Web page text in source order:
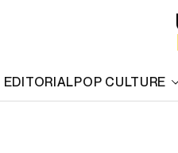
EDITORIALPOP CULTURE